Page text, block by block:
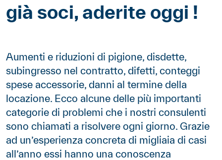
già soci, aderite oggi !
Paragraphes
Contenu
Aumenti e riduzioni di pigione, disdette,
subingresso nel contratto, difetti, conteggi
spese accessorie, danni al termine della
locazione. Ecco alcune delle più importanti
categorie di problemi che i nostri consulenti
sono chiamati a risolvere ogni giorno. Grazie
ad un’esperienza concreta di migliaia di casi
all’anno essi hanno una conoscenza